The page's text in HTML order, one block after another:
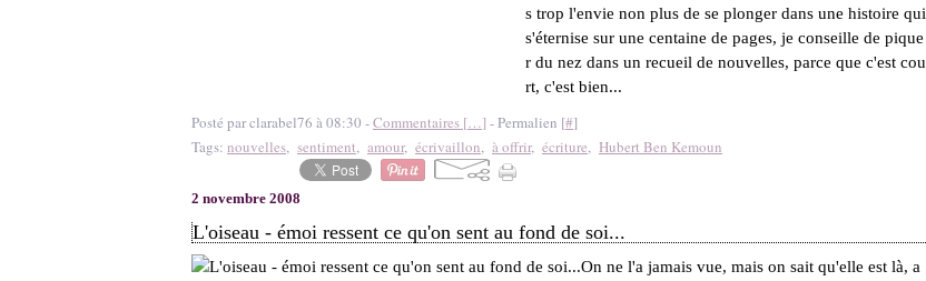
s trop l'envie non plus de se plonger dans une histoire qui
s'éternise sur une centaine de pages, je conseille de pique
r du nez dans un recueil de nouvelles, parce que c'est cou
rt, c'est bien...
Posté par clarabel76 à 08:30 -Commentaires […] - Permalien [#]
Tags: nouvelles, sentiment, amour, écrivaillon, à offrir, écriture, Hubert Ben Kemoun
2 novembre 2008
L'oiseau - émoi ressent ce qu'on sent au fond de soi...
On ne l'a jamais vue, mais on sait qu'elle est là, a